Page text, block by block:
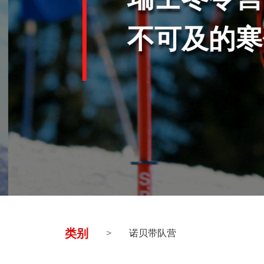
不可及的寒
类别 > 诺贝带队营